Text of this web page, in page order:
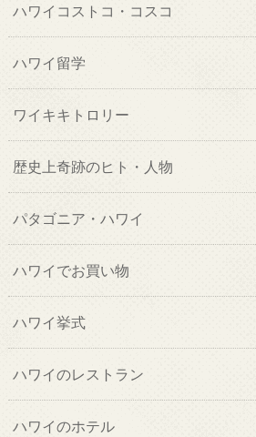
ハワイコストコ・コスコ
ハワイ留学
ワイキキトロリー
歴史上奇跡のヒト・人物
パタゴニア・ハワイ
ハワイでお買い物
ハワイ挙式
ハワイのレストラン
ハワイのホテル